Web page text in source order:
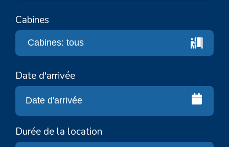
Cabines
Date d'arrivée
Durée de la location